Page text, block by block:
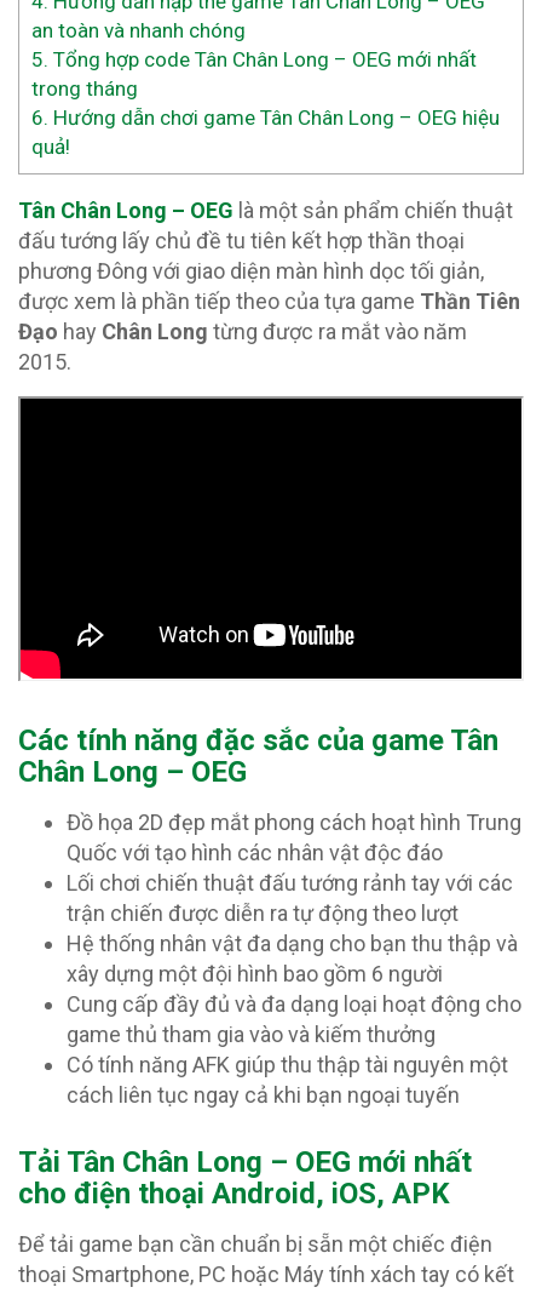
an toàn và nhanh chóng
5. Tổng hợp code Tân Chân Long – OEG mới nhất
trong tháng
6. Hướng dẫn chơi game Tân Chân Long – OEG hiệu
quả!
Tân Chân Long – OEG là một sản phẩm chiến thuật
đấu tướng lấy chủ đề tu tiên kết hợp thần thoại
phương Đông với giao diện màn hình dọc tối giản,
được xem là phần tiếp theo của tựa game Thần Tiên
Đạo hay Chân Long từng được ra mắt vào năm
2015.
Các tính năng đặc sắc của game Tân
Chân Long – OEG
Đồ họa 2D đẹp mắt phong cách hoạt hình Trung
Quốc với tạo hình các nhân vật độc đáo
Lối chơi chiến thuật đấu tướng rảnh tay với các
trận chiến được diễn ra tự động theo lượt
Hệ thống nhân vật đa dạng cho bạn thu thập và
xây dựng một đội hình bao gồm 6 người
Cung cấp đầy đủ và đa dạng loại hoạt động cho
game thủ tham gia vào và kiếm thưởng
Có tính năng AFK giúp thu thập tài nguyên một
cách liên tục ngay cả khi bạn ngoại tuyến
Tải Tân Chân Long – OEG mới nhất
cho điện thoại Android, iOS, APK
Để tải game bạn cần chuẩn bị sẵn một chiếc điện
thoại Smartphone, PC hoặc Máy tính xách tay có kết